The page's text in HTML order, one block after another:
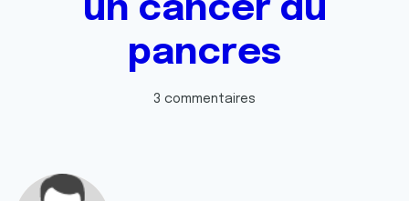
un cancer du
pancres
3 commentaires